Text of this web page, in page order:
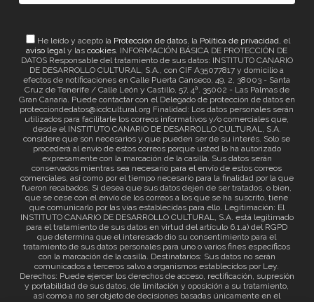
He leído y acepto la Protección de datos, la Política de privacidad, el
aviso legaly lascookies. INFORMACIÓN BÁSICA DE PROTECCIÓN DE
DATOS Responsable del tratamiento de sus datos: INSTITUTO CANARIO
DE DESARROLLO CULTURAL, S.A., con CIF A35077817 y domicilio a
efectos de notificaciones en Calle Puerta Canseco, 49, 2, 38003 - Santa
Cruz de Tenerife / Calle León y Castillo, 57, 4ª. 35002 - Las Palmas de
Gran Canaria. Puede contactar con el Delegado de protección de datos en
protecciondedatos@icdcultural.org Finalidad: Los datos personales serán
utilizados para facilitarle los correos informativos y/o comerciales que,
desde el INSTITUTO CANARIO DE DESARROLLO CULTURAL, S.A.
considere que son necesarios y que pueden ser de su interés. Solo se
procederá al envío de estos correos porque usted lo ha autorizado
expresamente con la marcación de la casilla. Sus datos serán
conservados mientras sea necesario para el envío de estos correos
comerciales, así como por el tiempo necesario para la finalidad por la que
fueron recabados. Si desea que sus datos dejen de ser tratados, o bien,
que se cese con el envío de los correos a los que se ha suscrito, tiene
que comunicarlo por las vías establecidas para ello. Legitimación: El
INSTITUTO CANARIO DE DESARROLLO CULTURAL, S.A. está legitimado
para el tratamiento de sus datos en virtud del artículo 6.1.a) del RGPD
que determina que el interesado dio su consentimiento para el
tratamiento de sus datos personales para uno o varios fines específicos
con la marcación de la casilla. Destinatarios: Sus datos no serán
comunicados a terceros salvo a organismos establecidos por Ley.
Derechos: Puede ejercer los derechos de acceso, rectificación, supresión
y portabilidad de sus datos, de limitación y oposición a su tratamiento,
así como a no ser objeto de decisiones basadas únicamente en el